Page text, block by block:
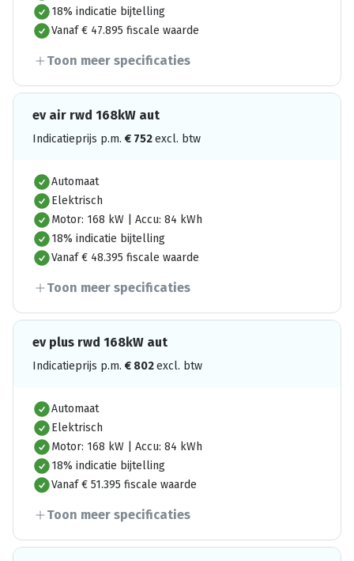
18% indicatie bijtelling
Vanaf € 47.895 fiscale waarde
Toon meer specificaties
ev air rwd 168kW aut
Indicatieprijs p.m. € 752excl. btw
Automaat
Elektrisch
Motor: 168 kW | Accu: 84 kWh
18% indicatie bijtelling
Vanaf € 48.395 fiscale waarde
Toon meer specificaties
ev plus rwd 168kW aut
Indicatieprijs p.m. € 802excl. btw
Automaat
Elektrisch
Motor: 168 kW | Accu: 84 kWh
18% indicatie bijtelling
Vanaf € 51.395 fiscale waarde
Toon meer specificaties